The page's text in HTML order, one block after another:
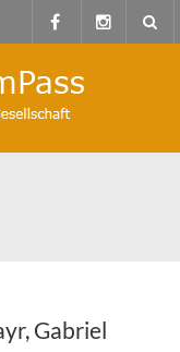
Gabriel